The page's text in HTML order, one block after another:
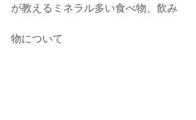
が教えるミネラル多い食べ物、飲み
物について